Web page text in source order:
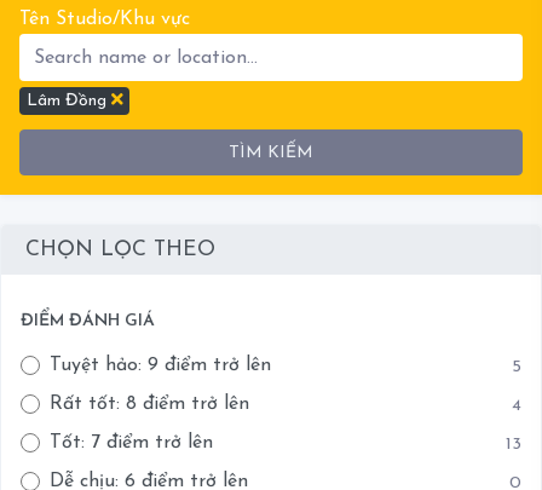
Tên Studio/Khu vực
Lâm Đồng
TÌM KIẾM
CHỌN LỌC THEO
ĐIỂM ĐÁNH GIÁ
Tuyệt hảo: 9 điểm trở lên 5
Rất tốt: 8 điểm trở lên 4
Tốt: 7 điểm trở lên 13
Dễ chịu: 6 điểm trở lên 0